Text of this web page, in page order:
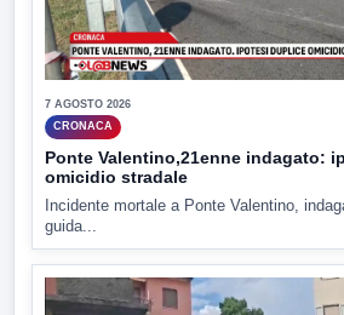
7 AGOSTO 2026
CRONACA
Ponte Valentino,21enne indagato:
omicidio stradale
Incidente mortale a Ponte Valentino,
guida...